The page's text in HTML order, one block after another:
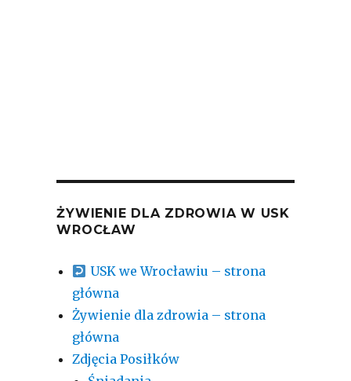
ŻYWIENIE DLA ZDROWIA W USK
WROCŁAW
USK we Wrocławiu – strona
główna
Żywienie dla zdrowia – strona
główna
Zdjęcia Posiłków